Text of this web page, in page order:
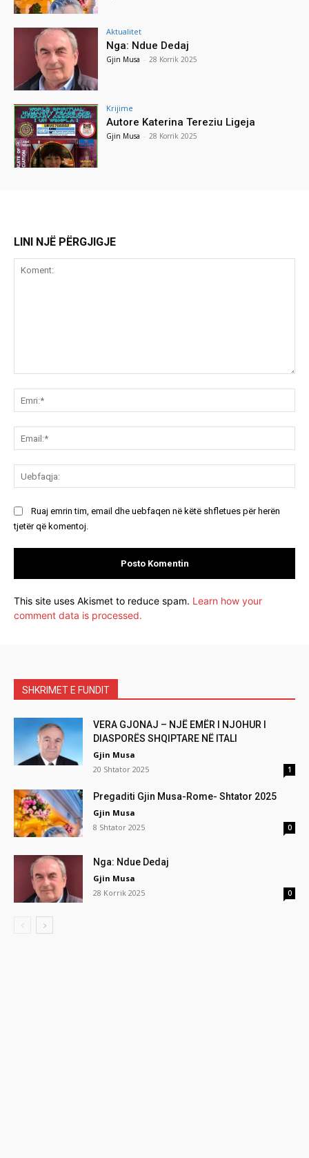
Aktualitet
Nga: Ndue Dedaj
Gjin Musa - 28 Korrik 2025
Krijime
Autore Katerina Tereziu Ligeja
Gjin Musa - 28 Korrik 2025
LINI NJË PËRGJIGJE
Ruaj emrin tim, email dhe uebfaqen në këtë shfletues për herën
tjetër që komentoj.
This site uses Akismet to reduce spam. Learn how your
comment data is processed.
SHKRIMET E FUNDIT
VERA GJONAJ – NJË EMËR I NJOHUR I
DIASPORËS SHQIPTARE NË ITALI
Gjin Musa
20 Shtator 2025
1
Pregaditi Gjin Musa-Rome- Shtator 2025
Gjin Musa
8 Shtator 2025
0
Nga: Ndue Dedaj
Gjin Musa
28 Korrik 2025
0